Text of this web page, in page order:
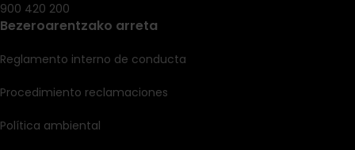
900 420 200
Bezeroarentzako arreta
Reglamento interno de conducta
Procedimiento reclamaciones
Política ambiental